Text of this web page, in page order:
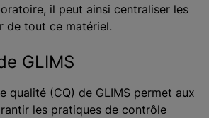
il peut ainsi centraliser les
de tout ce matériel.
GLIMS
qualité (CQ) de GLIMS permet aux
les pratiques de contrôle